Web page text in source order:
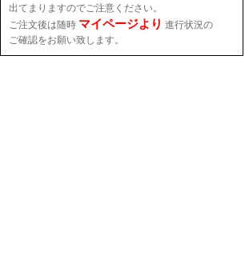
出てまりますのでご注意ください。
ご注文後は随時 マイページより 進行状況の
ご確認をお願い致します。